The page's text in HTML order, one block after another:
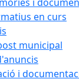
en curs
municipal
i